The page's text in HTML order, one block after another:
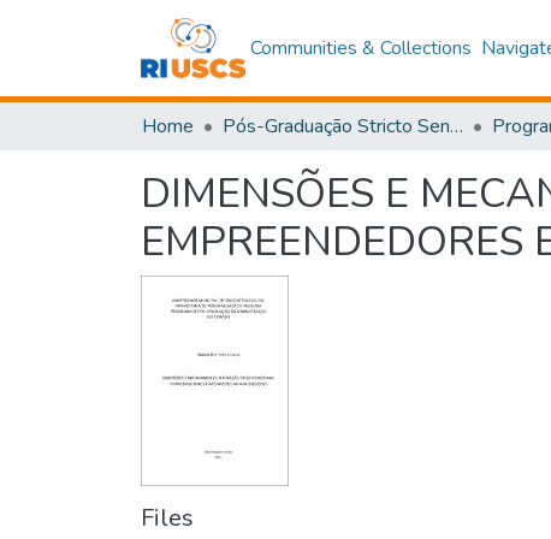
Communities & Collections
Home Pós-Graduação Stricto Sensu
DIMENSÕES E
EMPREENDEDORES
Files